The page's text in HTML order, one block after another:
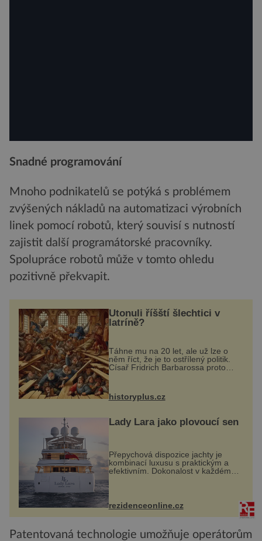
Snadné programování
Mnoho podnikatelů se potýká s problémem
zvýšených nákladů na automatizaci výrobních
linek pomocí robotů, který souvisí s nutností
zajistit další programátorské pracovníky.
Spolupráce robotů může v tomto ohledu
pozitivně překvapit.
Utonuli říšští šlechtici v
latríně?
Táhne mu na 20 let, ale už lze o
něm říct, že je to ostřílený politik.
Císař Fridrich Barbarossa proto
posílá svého syna a dědice
Jindřicha VI. do Erfurtu, aby se stal
prostředníkem při řešení sporu m...
historyplus.cz
Lady Lara jako plovoucí sen
Přepychová dispozice jachty je
kombinací luxusu s praktickým a
efektivním. Dokonalost v každém
detailu představuje značka Fendi
Casa, kterou byly vybaveny její
paluby. Monacký přístav nabízí
každoročn...
rezidenceonline.cz
Patentovaná technologie umožňuje operátorům